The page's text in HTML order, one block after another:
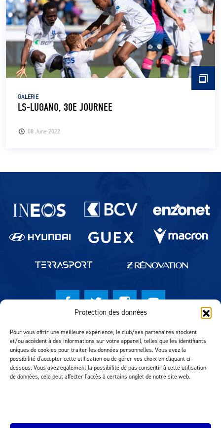
Protection des données
Pour vous offrir une meilleure expérience, le club/ses partenaires stockent
et/ou accèdent à des informations sur votre appareil, telles que les identifiants
uniques de cookies pour traiter les données personnelles. Vous avez la
possibilité d'accepter cette utilisation ou de gérer vos choix en cliquant ci-
dessous. Vous avez également la possibilité de pas consentir à cette utilisation
de données, cela peut affecter l'accès à certains onglet de notre site web.
08 June 2022
GALERIE
LS-LUGANO, 30E JOURNEE
Partenaires du lausanne-Sport
© Lausanne Sport Football Club 2026
Réalisation MTM Agency